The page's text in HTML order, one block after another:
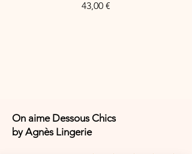
8% ÉlasthannePrice
43,00 €
On aime Dessous Chics
by Agnès Lingerie